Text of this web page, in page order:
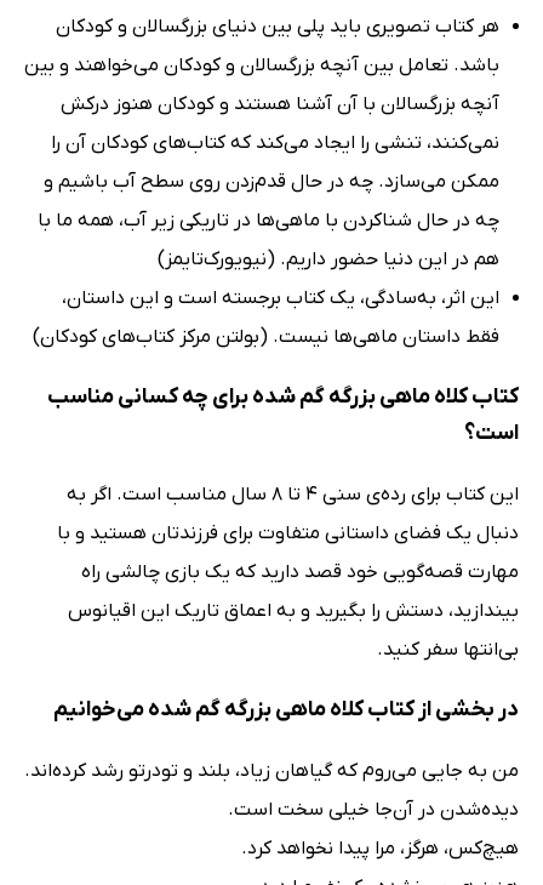
هر کتاب تصویری باید پلی بین دنیای بزرگسالان و کودکان
باشد. تعامل بین آنچه بزرگسالان و کودکان می‌خواهند و بین
آنچه بزرگسالان با آن آشنا هستند و کودکان هنوز درکش
نمی‌کنند، تنشی را ایجاد می‌کند که کتاب‌های کودکان آن را
ممکن می‌سازد. چه در حال قدم‌زدن روی سطح آب باشیم و
چه در حال شناکردن با ماهی‌ها در تاریکی زیر آب، همه ما با
هم در این دنیا حضور داریم. (نیویورک‌تایمز)
این اثر، به‌سادگی، یک کتاب برجسته است و این داستان،
فقط داستان ماهی‌ها نیست. (بولتن مرکز کتاب‌های کودکان)
کتاب کلاه ماهی بزرگه گم شده برای چه کسانی مناسب
است؟
این کتاب برای رده‌ی سنی 4 تا 8 سال مناسب است. اگر به
دنبال یک فضای داستانی متفاوت برای فرزندتان هستید و با
مهارت قصه‌گویی خود قصد دارید که یک بازی چالشی راه
بیندازید، دستش را بگیرید و به اعماق تاریک این اقیانوس
بی‌انتها سفر کنید.
در بخشی از کتاب کلاه ماهی بزرگه گم شده می‌خوانیم
من به جایی می‌روم که گیاهان زیاد، بلند و تودرتو رشد کرده‌اند.
دیده‌شدن در آن‌جا خیلی سخت است.
هیچ‌کس،‌ هرگز، مرا پیدا نخواهد کرد.